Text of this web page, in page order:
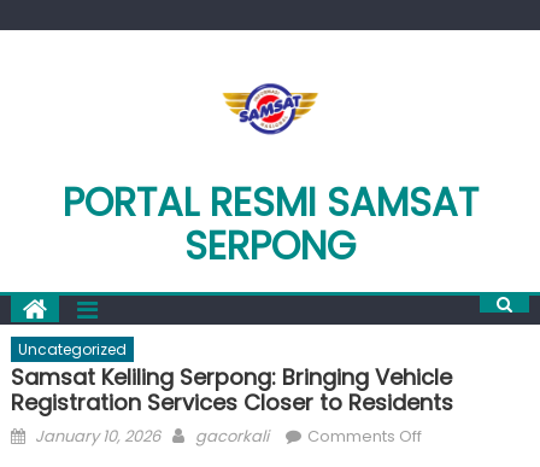
PORTAL RESMI SAMSAT
SERPONG
Uncategorized
Samsat Keliling Serpong: Bringing Vehicle
Registration Services Closer to Residents
Posted
January 10, 2026 Author
gacorkali Comments Offon